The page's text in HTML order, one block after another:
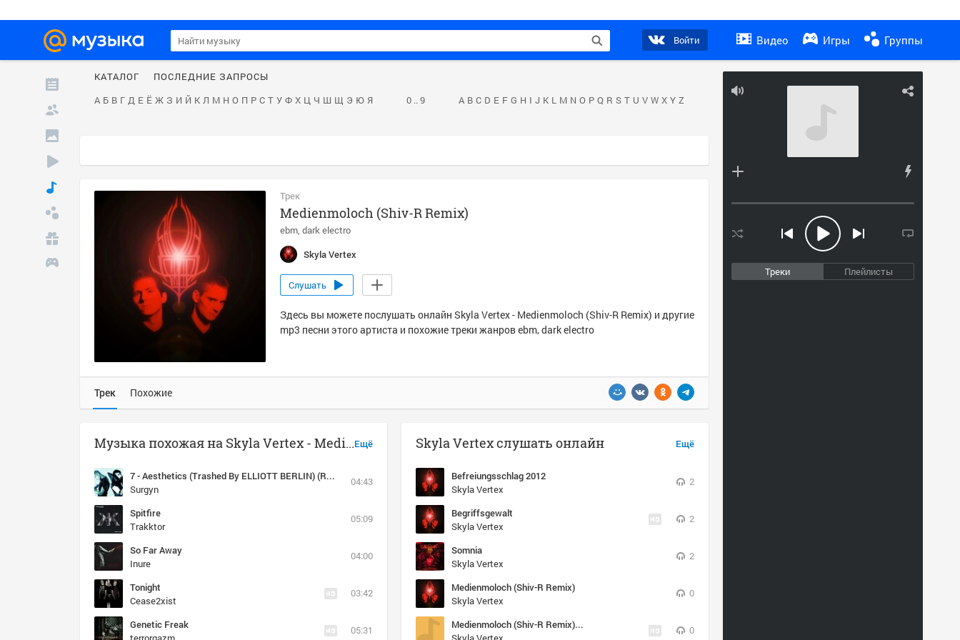
Войти Видео Игры Группы
Треки Плейлисты
КАТАЛОГ
ПОСЛЕДНИЕ ЗАПРОСЫ
А Б В Г Д Е Ё Ж З И Й К Л М Н О П Р С Т У Ф Х Ц Ч Ш Щ Э Ю Я 0 .. 9 A B C D E F G H I J K L M N O P Q R S T U V W X Y Z
Трек
Medienmoloch (Shiv-R Remix)
ebm dark electro
Skyla Vertex
Слушать
Здесь вы можете послушать онлайн Skyla Vertex - Medienmoloch (Shiv-R Remix) и другие
mp3 песни этого артиста и похожие треки жанров ebm, dark electro
Трек Похожие
Ещё
Музыка похожая на Skyla Vertex - Medienmoloch (Shiv-R Remix)
7 - Aesthetics (Trashed By ELLIOTT BERLIN) (Restitched [2013])
Surgyn
04:43
Spitfire
Trakktor
05:09
So Far Away
Inure
04:00
Tonight
Cease2xist
03:42
Genetic Freak
05:31
Ещё
Skyla Vertex слушать онлайн
Befreiungsschlag 2012
Skyla Vertex
2
Begriffsgewalt
Skyla Vertex
2
Somnia
Skyla Vertex
2
Medienmoloch (Shiv-R Remix)
Skyla Vertex
0
Medienmoloch (Shiv-R Remix) (Shiv-R Remix)
0